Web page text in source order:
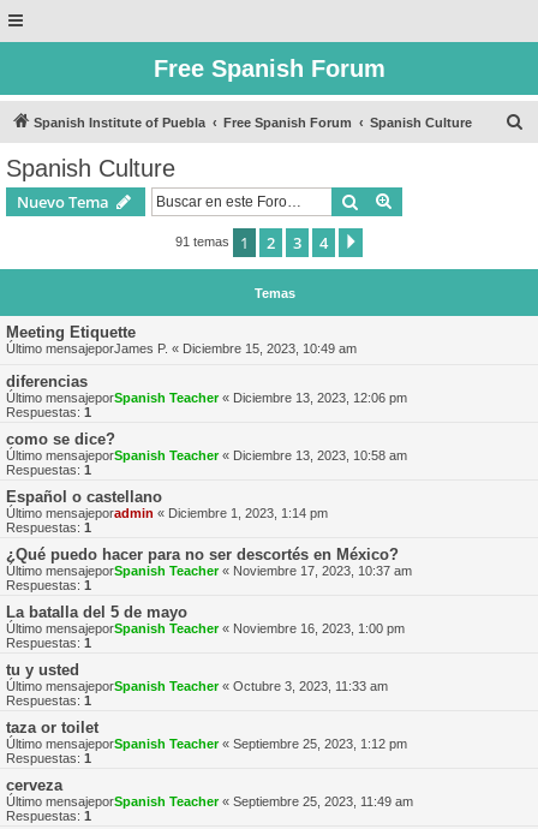
Free Spanish Forum
Spanish Institute of Puebla Free Spanish Forum Spanish Culture
Spanish Culture
Nuevo Tema Buscar
91 temas 1 2 3 4
Temas
Meeting Etiquette
Último mensajeporJames P. « Diciembre 15, 2023, 10:49 am
diferencias
Último mensajeporSpanish Teacher« Diciembre 13, 2023, 12:06 pm
Respuestas: 1
como se dice?
Último mensajeporSpanish Teacher« Diciembre 13, 2023, 10:58 am
Respuestas: 1
Español o castellano
Último mensajeporadmin « Diciembre 1, 2023, 1:14 pm
Respuestas: 1
¿Qué puedo hacer para no ser descortés en México?
Último mensajeporSpanish Teacher« Noviembre 17, 2023, 10:37 am
Respuestas: 1
La batalla del 5 de mayo
Último mensajeporSpanish Teacher« Noviembre 16, 2023, 1:00 pm
Respuestas: 1
tu y usted
Último mensajeporSpanish Teacher« Octubre 3, 2023, 11:33 am
Respuestas: 1
taza or toilet
Último mensajeporSpanish Teacher« Septiembre 25, 2023, 1:12 pm
Respuestas: 1
cerveza
Último mensajeporSpanish Teacher« Septiembre 25, 2023, 11:49 am
Respuestas: 1